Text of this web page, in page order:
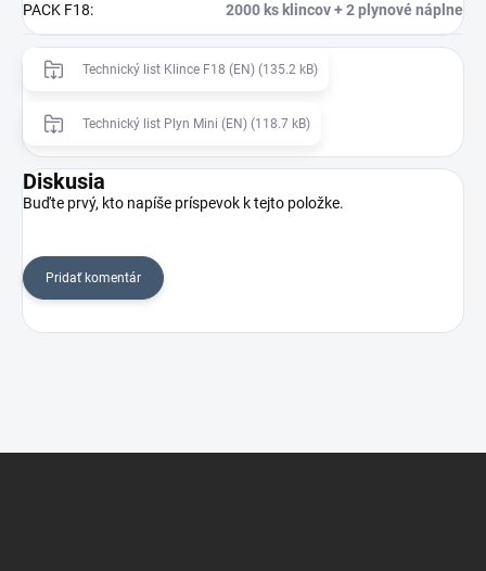
PACK F18: 2000 ks klincov + 2 plynové náplne
Technický list Klince F18 (EN) (135.2 kB)
Technický list Plyn Mini (EN) (118.7 kB)
Diskusia
Buďte prvý, kto napíše príspevok k tejto položke.
Pridať komentár